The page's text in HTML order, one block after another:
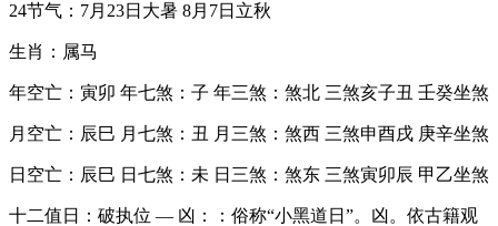
24节气：7月23日大暑 8月7日立秋
生肖：属马
年空亡：寅卯 年七煞：子 年三煞：煞北 三煞亥子丑 壬癸坐煞
月空亡：辰巳 月七煞：丑 月三煞：煞西 三煞申酉戌 庚辛坐煞
日空亡：辰巳 日七煞：未 日三煞：煞东 三煞寅卯辰 甲乙坐煞
十二值日：破执位 — 凶：：俗称“小黑道日”。凶。依古籍观